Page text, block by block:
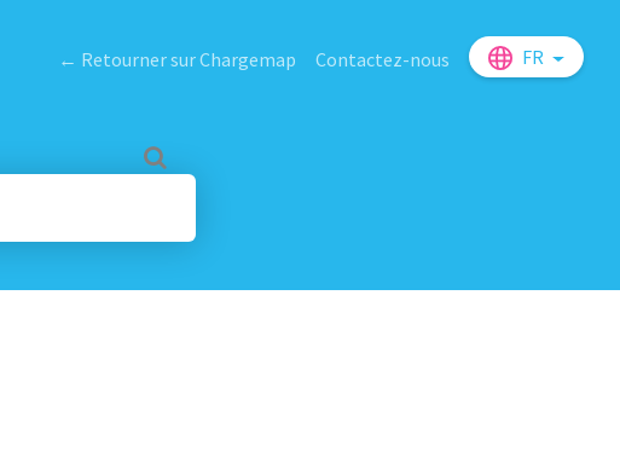
← Retourner sur Chargemap Contactez-nous FR